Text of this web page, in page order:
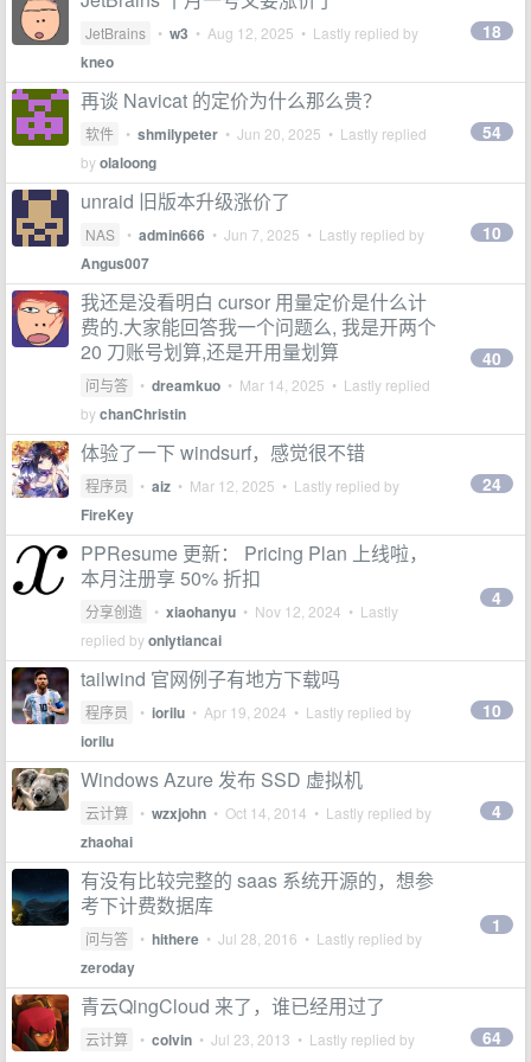
JetBrains • w3 • Aug 12, 2025 • Lastly replied by
kneo
18
再谈 Navicat 的定价为什么那么贵？
软件 • shmilypeter • Jun 20, 2025 • Lastly replied
byolaloong
54
unraid 旧版本升级涨价了
NAS • admin666 • Jun 7, 2025 • Lastly replied by
Angus007
10
我还是没看明白 cursor 用量定价是什么计
费的.大家能回答我一个问题么, 我是开两个
20 刀账号划算,还是开用量划算
问与答 • dreamkuo • Mar 14, 2025 • Lastly replied
bychanChristin
40
体验了一下 windsurf，感觉很不错
程序员 • aiz • Mar 12, 2025 • Lastly replied by
FireKey
24
PPResume 更新： Pricing Plan 上线啦，
本月注册享 50% 折扣
分享创造 • xiaohanyu • Nov 12, 2024 • Lastly
replied byonlytiancai
4
tailwind 官网例子有地方下载吗
程序员 • iorilu • Apr 19, 2024 • Lastly replied by
iorilu
10
Windows Azure 发布 SSD 虚拟机
云计算 • wzxjohn • Oct 14, 2014 • Lastly replied by
zhaohai
4
有没有比较完整的 saas 系统开源的，想参
考下计费数据库
问与答 • hithere • Jul 28, 2016 • Lastly replied by
zeroday
1
青云QingCloud 来了，谁已经用过了
云计算 • colvin • Jul 23, 2013 • Lastly replied by 64